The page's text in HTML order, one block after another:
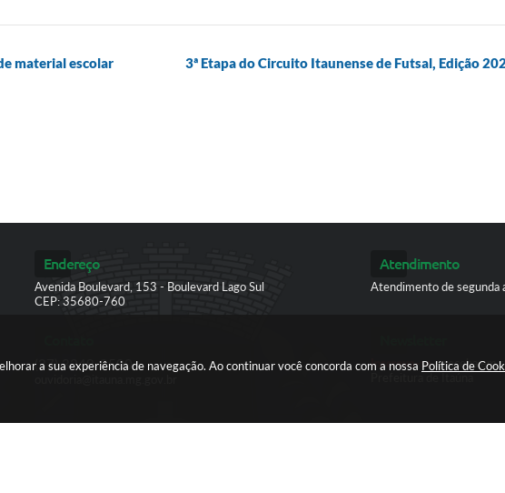
a sua experiência de navegação. Ao continuar você concorda com a nossa Política de
material escolar 3ª Etapa do Circuito Itaunense de Futsal, Edição
Endereço
Avenida Boulevard, 153 - Boulevard Lago Sul
CEP: 35680-760
Atendimento
Atendimento de segunda
(37) 3249-9500
Inscreva-see receba em